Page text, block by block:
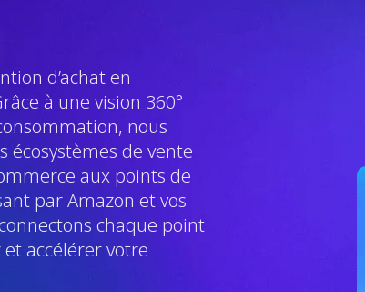
d’achat en
à une vision 360°
nous
écosystèmes de vente
aux points de
par Amazon et vos
chaque point
accélérer votre